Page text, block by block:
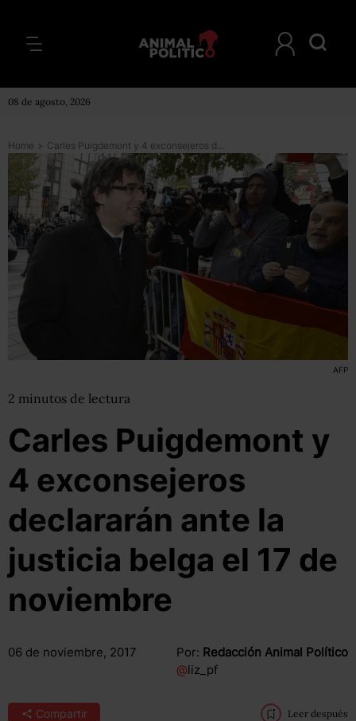
08 de agosto, 2026
Home > Carles Puigdemont y 4 exconsejeros declararán ante la justicia belga el 17 de noviembre
AFP
2 minutos de lectura
Carles Puigdemont y
4 exconsejeros
declararán ante la
justicia belga el 17 de
noviembre
06 de noviembre, 2017 Por: Redacción Animal Político
@liz_pf
Compartir Leer después